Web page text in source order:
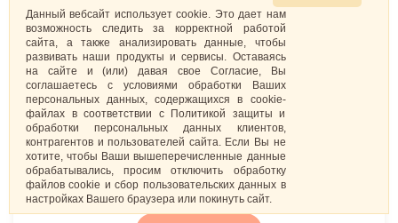
Капкейки «Цветочный всплеск»
363₽/.
Данный вебсайт использует cookie. Это дает нам
возможность следить за корректной работой
сайта, а также анализировать данные, чтобы
развивать наши продукты и сервисы. Оставаясь
на сайте и (или) давая свое Согласие, Вы
соглашаетесь с условиями обработки Ваших
персональных данных, содержащихся в cookie-
файлах в соответствии с Политикой защиты и
обработки персональных данных клиентов,
контрагентов и пользователей сайта. Если Вы не
хотите, чтобы Ваши вышеперечисленные данные
обрабатывались, просим отключить обработку
файлов cookie и сбор пользовательских данных в
настройках Вашего браузера или покинуть сайт.